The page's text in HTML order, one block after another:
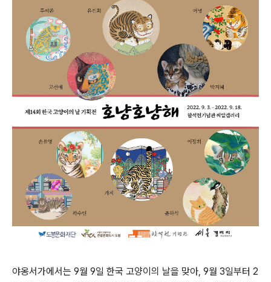
야옹서가에서는 9월 9일 한국 고양이의 날을 맞아, 9월 3일부터 2